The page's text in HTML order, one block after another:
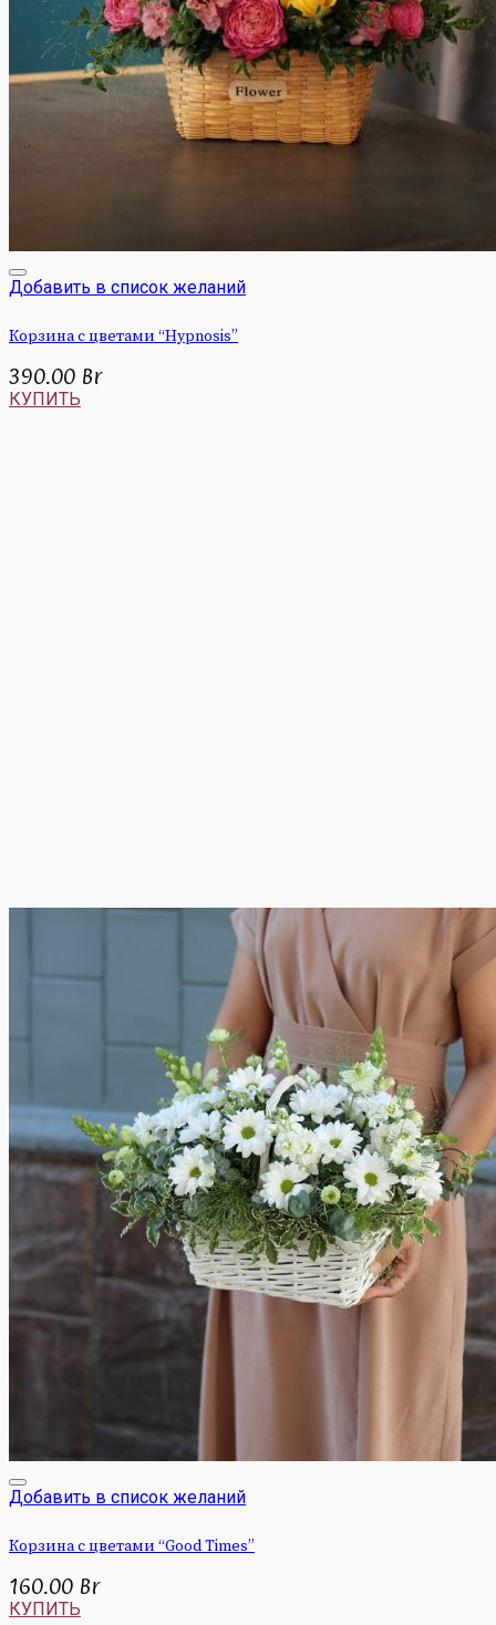
Добавить в список желаний
Корзина с цветами “Hypnosis”
390.00 Br
КУПИТЬ
Добавить в список желаний
Корзина с цветами “Good Times”
160.00 Br
КУПИТЬ